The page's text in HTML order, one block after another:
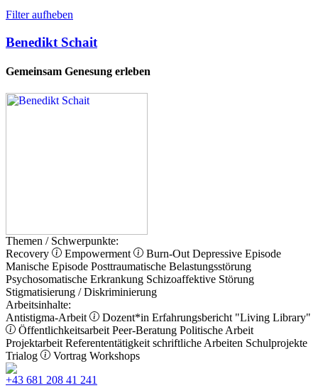
Filter aufheben
Benedikt Schait
Gemeinsam Genesung erleben
Themen / Schwerpunkte:
Recovery
Empowerment Burn-Out Depressive Episode
Manische Episode Posttraumatische Belastungsstörung
Psychosomatische Erkrankung Schizoaffektive Störung
Stigmatisierung / Diskriminierung
Arbeitsinhalte:
Antistigma-Arbeit
Dozent*in Erfahrungsbericht "Living Library"
Öffentlichkeitsarbeit Peer-Beratung Politische Arbeit
Projektarbeit Referententätigkeit schriftliche Arbeiten Schulprojekte
Trialog
Vortrag Workshops
+43 681 208 41 241